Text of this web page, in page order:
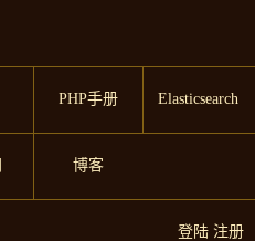
PHP手册 Elasticsearch
博客
登陆 注册